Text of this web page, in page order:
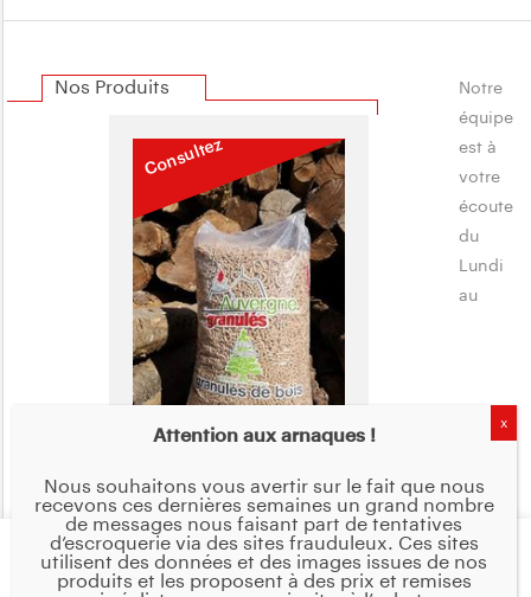
Nos Produits
Palette 72 sacs de
sacs de 15Kg
Consultez
Notre
équipe
est à
votre
écoute
du
Lundi
au
Vendredi de 8h30 à 12h00 et de 14h00 à 18h00 Le Samedi
de 9h00 à 12h00 04 70 34 01 23 (coùt d'un appel local)
Nous utilisons des cookies sur notre site Web pour vous
offrir l'expérience la plus pertinente en mémorisant vos
Attention aux arnaques !
Nous souhaitons vous avertir sur le fait que nous
recevons ces dernières semaines un grand nombre
de messages nous faisant part de tentatives
d’escroquerie via des sites frauduleux. Ces sites
utilisent des données et des images issues de nos
produits et les proposent à des prix et remises